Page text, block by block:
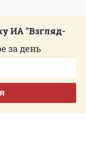
ИА "Взгляд-
за день